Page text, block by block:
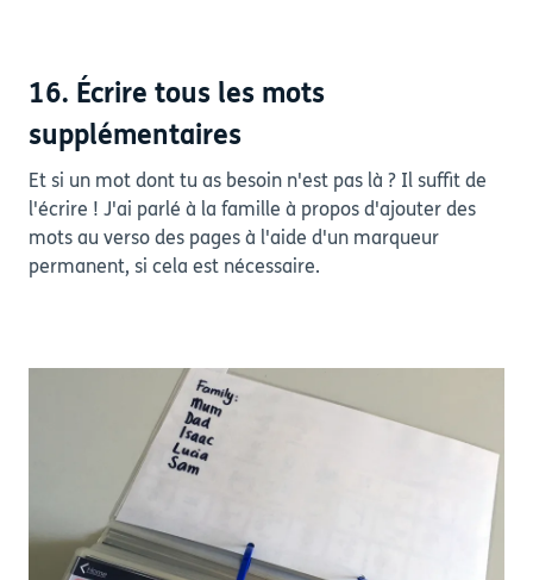
16. Écrire tous les mots
supplémentaires
Et si un mot dont tu as besoin n'est pas là ? Il suffit de
l'écrire ! J'ai parlé à la famille à propos d'ajouter des
mots au verso des pages à l'aide d'un marqueur
permanent, si cela est nécessaire.